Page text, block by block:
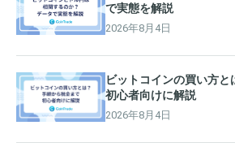
で実態を解説
2026年8月4日
ビットコインの買い方
初心者向けに解説
2026年8月4日